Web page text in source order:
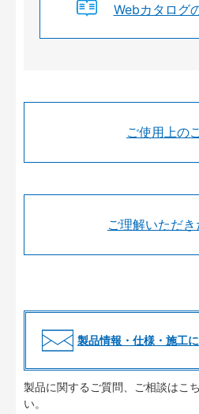
Webカタログ
ご使用上の
ご理解いただき
製品情報・仕様・施工
製品に関するご質問、ご相談はこ
い。